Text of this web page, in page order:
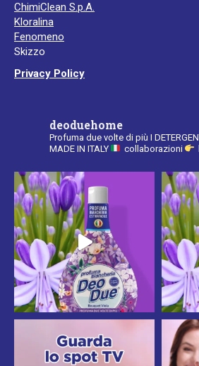
in
new
window
in
new
ChimiClean S.p.A.
Kloralina
Fenomeno
Skizzo
Privacy Policy
deoduehome
Profuma due volte di più I
MADE IN ITALY
collaborazioni